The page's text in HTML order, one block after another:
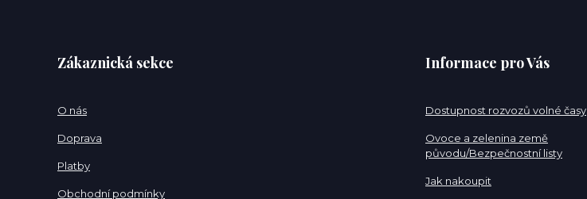
Zákaznická sekce
O nás
Doprava
Platby
Obchodní podmínky
Informace pro Vás
Dostupnost rozvozů volné časy
Ovoce a zelenina země
původu/Bezpečnostní listy
Jak nakoupit